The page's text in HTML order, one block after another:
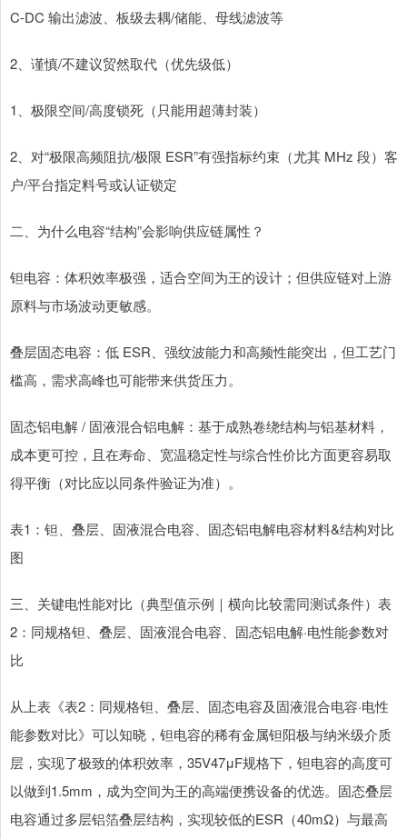
C-DC 输出滤波、板级去耦/储能、母线滤波等
2、谨慎/不建议贸然取代（优先级低）
1、极限空间/高度锁死（只能用超薄封装）
2、对“极限高频阻抗/极限 ESR”有强指标约束（尤其 MHz 段）客
户/平台指定料号或认证锁定
二、为什么电容“结构”会影响供应链属性？
钽电容：体积效率极强，适合空间为王的设计；但供应链对上游
原料与市场波动更敏感。
叠层固态电容：低 ESR、强纹波能力和高频性能突出，但工艺门
槛高，需求高峰也可能带来供货压力。
固态铝电解 / 固液混合铝电解：基于成熟卷绕结构与铝基材料，
成本更可控，且在寿命、宽温稳定性与综合性价比方面更容易取
得平衡（对比应以同条件验证为准）。
表1：钽、叠层、固液混合电容、固态铝电解电容材料&结构对比
图
三、关键电性能对比（典型值示例｜横向比较需同测试条件）表
2：同规格钽、叠层、固液混合电容、固态铝电解·电性能参数对
比
从上表《表2：同规格钽、叠层、固态电容及固液混合电容·电性
能参数对比》可以知晓，钽电容的稀有金属钽阳极与纳米级介质
层，实现了极致的体积效率，35V47μF规格下，钽电容的高度可
以做到1.5mm，成为空间为王的高端便携设备的优选。固态叠层
电容通过多层铝箔叠层结构，实现较低的ESR（40mΩ）与最高